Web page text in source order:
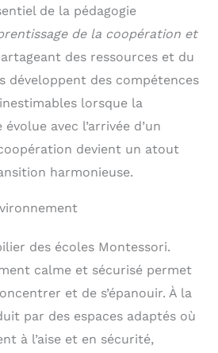
de la pédagogie
de la coopération et
des ressources et du
développent des compétences
lorsque la
avec l’arrivée d’un
devient un atout
harmonieuse.
des écoles Montessori.
calme et sécurisé permet
et de s’épanouir. À la
par des espaces adaptés où
à l’aise et en sécurité,